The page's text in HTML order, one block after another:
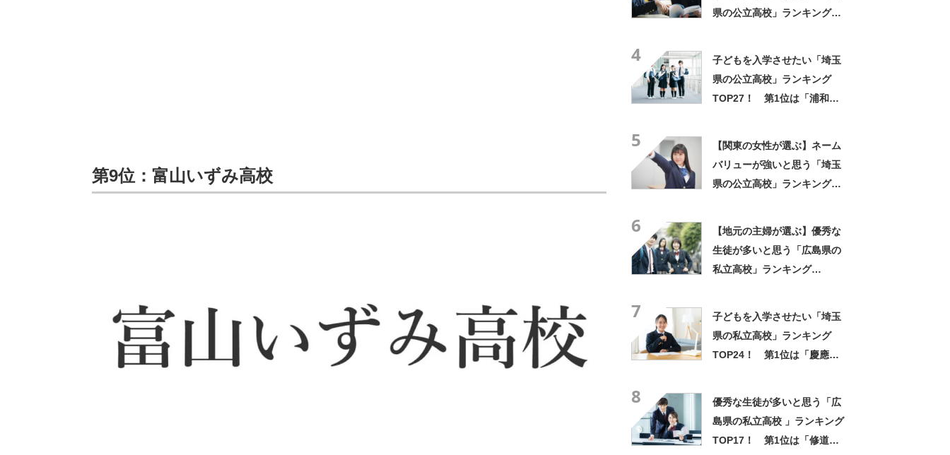
第9位：富山いずみ高校
県の公立高校」ランキング
4
子どもを入学させたい「埼玉
県の公立高校」ランキング
TOP27！ 第1位は「浦和高
5
【関東の女性が選ぶ】ネーム
バリューが強いと思う「埼玉
県の公立高校」ランキング
6
【地元の主婦が選ぶ】優秀な
生徒が多いと思う「広島県の
私立高校」ランキング
7
子どもを入学させたい「埼玉
県の私立高校」ランキング
TOP24！ 第1位は「慶應義
8
優秀な生徒が多いと思う「広
島県の私立高校 」ランキング
TOP17！ 第1位は「修道高